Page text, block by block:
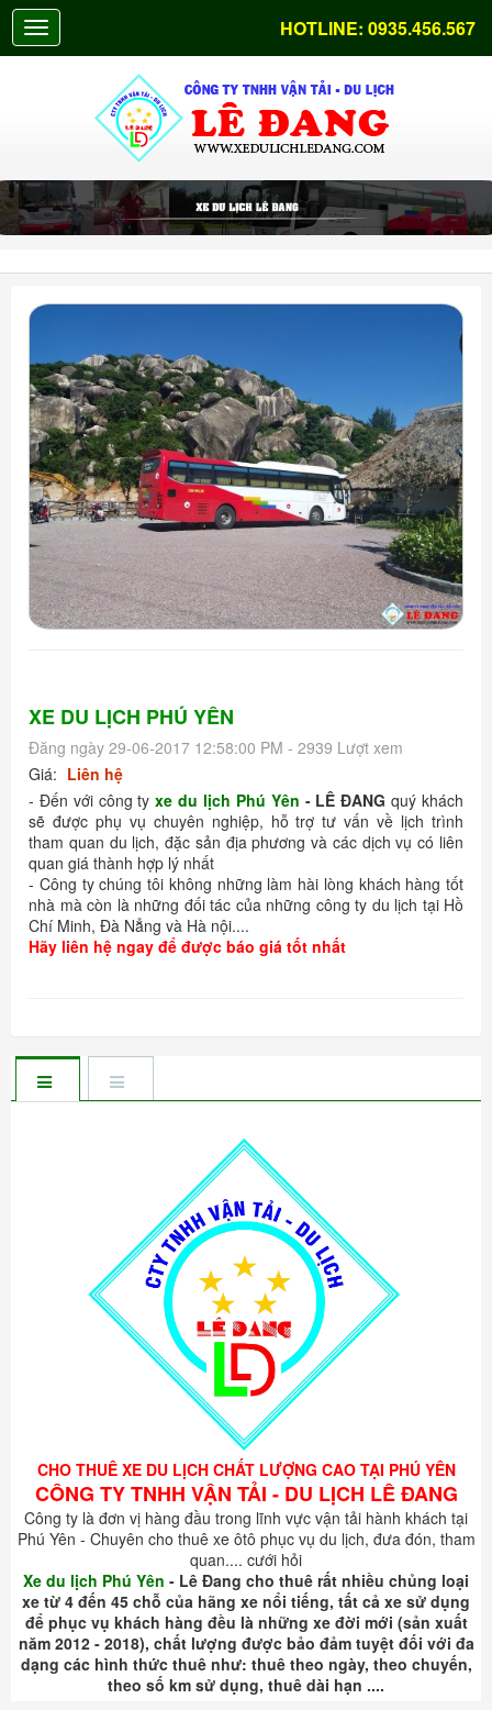
HOTLINE: 0935.456.567
XE DU LỊCH PHÚ YÊN
Đăng ngày 29-06-2017 12:58:00 PM - 2939 Lượt xem
Giá: Liên hệ
- Đến với công ty xe du lịch Phú Yên - LÊ ĐANG quý khách
sẽ được phụ vụ chuyên nghiệp, hỗ trợ tư vấn về lịch trình
tham quan du lịch, đặc sản địa phương và các dịch vụ có liên
quan giá thành hợp lý nhất
- Công ty chúng tôi không những làm hài lòng khách hàng tốt
nhà mà còn là những đối tác của những công ty du lịch tại Hồ
Chí Minh, Đà Nẳng và Hà nội....
Hãy liên hệ ngay để được báo giá tốt nhất
CHO THUÊ XE DU LỊCH CHẤT LƯỢNG CAO TẠI PHÚ YÊN
CÔNG TY TNHH VẬN TẢI - DU LỊCH LÊ ĐANG
Công ty là đơn vị hàng đầu trong lĩnh vực vận tải hành khách tại
Phú Yên - Chuyên cho thuê xe ôtô phục vụ du lịch, đưa đón, tham
quan.... cưới hỏi
Xe du lịch Phú Yên - Lê Đang cho thuê rất nhiều chủng loại
xe từ 4 đến 45 chỗ của hãng xe nổi tiếng, tất cả xe sử dụng
để phục vụ khách hàng đều là những xe đời mới (sản xuất
năm 2012 - 2018), chất lượng được bảo đảm tuyệt đối với đa
dạng các hình thức thuê như: thuê theo ngày, theo chuyến,
theo số km sử dụng, thuê dài hạn ....